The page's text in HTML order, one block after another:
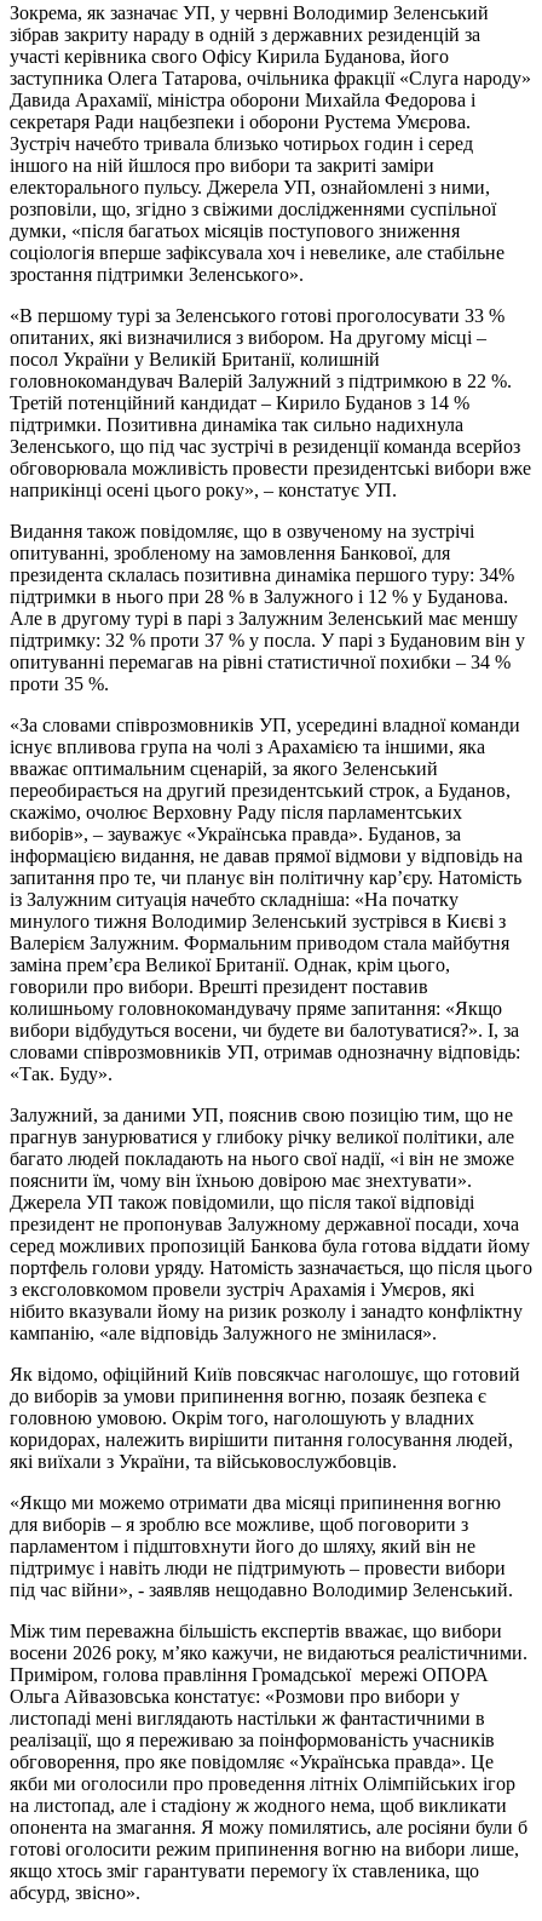
Зокрема, як зазначає УП, у червні Володимир Зеленський
зібрав закриту нараду в одній з державних резиденцій за
участі керівника свого Офісу Кирила Буданова, його
заступника Олега Татарова, очільника фракції «Слуга народу»
Давида Арахамії, міністра оборони Михайла Федорова і
секретаря Ради нацбезпеки і оборони Рустема Умєрова.
Зустріч начебто тривала близько чотирьох годин і серед
іншого на ній йшлося про вибори та закриті заміри
електорального пульсу. Джерела УП, ознайомлені з ними,
розповіли, що, згідно з свіжими дослідженнями суспільної
думки, «після багатьох місяців поступового зниження
соціологія вперше зафіксувала хоч і невелике, але стабільне
зростання підтримки Зеленського».
«В першому турі за Зеленського готові проголосувати 33 %
опитаних, які визначилися з вибором. На другому місці –
посол України у Великій Британії, колишній
головнокомандувач Валерій Залужний з підтримкою в 22 %.
Третій потенційний кандидат – Кирило Буданов з 14 %
підтримки. Позитивна динаміка так сильно надихнула
Зеленського, що під час зустрічі в резиденції команда всерйоз
обговорювала можливість провести президентські вибори вже
наприкінці осені цього року», – констатує УП.
Видання також повідомляє, що в озвученому на зустрічі
опитуванні, зробленому на замовлення Банкової, для
президента склалась позитивна динаміка першого туру: 34%
підтримки в нього при 28 % в Залужного і 12 % у Буданова.
Але в другому турі в парі з Залужним Зеленський має меншу
підтримку: 32 % проти 37 % у посла. У парі з Будановим він у
опитуванні перемагав на рівні статистичної похибки – 34 %
проти 35 %.
«За словами співрозмовників УП, усередині владної команди
існує впливова група на чолі з Арахамією та іншими, яка
вважає оптимальним сценарій, за якого Зеленський
переобирається на другий президентський строк, а Буданов,
скажімо, очолює Верховну Раду після парламентських
виборів», – зауважує «Українська правда». Буданов, за
інформацією видання, не давав прямої відмови у відповідь на
запитання про те, чи планує він політичну кар’єру. Натомість
із Залужним ситуація начебто складніша: «На початку
минулого тижня Володимир Зеленський зустрівся в Києві з
Валерієм Залужним. Формальним приводом стала майбутня
заміна прем’єра Великої Британії. Однак, крім цього,
говорили про вибори. Врешті президент поставив
колишньому головнокомандувачу пряме запитання: «Якщо
вибори відбудуться восени, чи будете ви балотуватися?». І, за
словами співрозмовників УП, отримав однозначну відповідь:
«Так. Буду».
Залужний, за даними УП, пояснив свою позицію тим, що не
прагнув занурюватися у глибоку річку великої політики, але
багато людей покладають на нього свої надії, «і він не зможе
пояснити їм, чому він їхньою довірою має знехтувати».
Джерела УП також повідомили, що після такої відповіді
президент не пропонував Залужному державної посади, хоча
серед можливих пропозицій Банкова була готова віддати йому
портфель голови уряду. Натомість зазначається, що після цього
з ексголовкомом провели зустріч Арахамія і Умєров, які
нібито вказували йому на ризик розколу і занадто конфліктну
кампанію, «але відповідь Залужного не змінилася».
Як відомо, офіційний Київ повсякчас наголошує, що готовий
до виборів за умови припинення вогню, позаяк безпека є
головною умовою. Окрім того, наголошують у владних
коридорах, належить вирішити питання голосування людей,
які виїхали з України, та військовослужбовців.
«Якщо ми можемо отримати два місяці припинення вогню
для виборів – я зроблю все можливе, щоб поговорити з
парламентом і підштовхнути його до шляху, який він не
підтримує і навіть люди не підтримують – провести вибори
під час війни», - заявляв нещодавно Володимир Зеленський.
Між тим переважна більшість експертів вважає, що вибори
восени 2026 року, м’яко кажучи, не видаються реалістичними.
Приміром, голова правління Громадської мережі ОПОРА
Ольга Айвазовська констатує: «Розмови про вибори у
листопаді мені виглядають настільки ж фантастичними в
реалізації, що я переживаю за поінформованість учасників
обговорення, про яке повідомляє «Українська правда». Це
якби ми оголосили про проведення літніх Олімпійських ігор
на листопад, але і стадіону ж жодного нема, щоб викликати
опонента на змагання. Я можу помилятись, але росіяни були б
готові оголосити режим припинення вогню на вибори лише,
якщо хтось зміг гарантувати перемогу їх ставленика, що
абсурд, звісно».